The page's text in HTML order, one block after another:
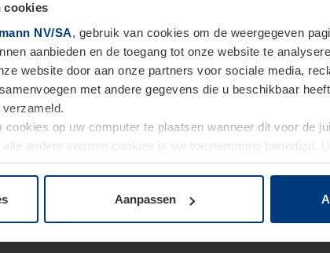
cookies
NV/SA, gebruik van cookies om de weergegeven
aanbieden en de toegang tot onze website te
website door aan onze partners voor sociale media,
met andere gegevens die u beschikbaar
op uw computer te plaatsen wanneer dit voor de
andere soorten cookies is uw toestemming benodigd.
op paginaPrivacyverklaringop onze website wijzigen
Aanpassen